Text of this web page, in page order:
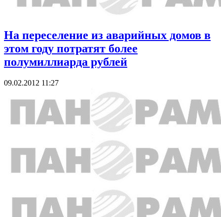
На переселение из аварийных домов в
этом году потратят более
полумиллиарда рублей
09.02.2012 11:27